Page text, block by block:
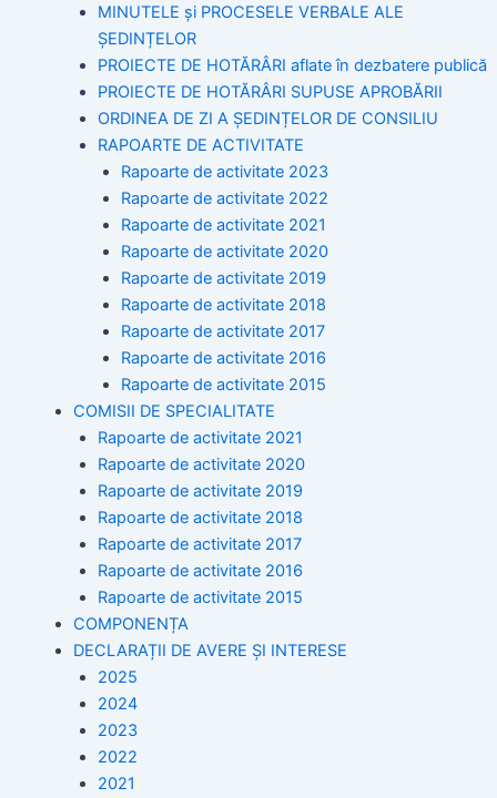
MINUTELE și PROCESELE VERBALE ALE
ȘEDINȚELOR
PROIECTE DE HOTĂRÂRI aflate în dezbatere publică
PROIECTE DE HOTĂRÂRI SUPUSE APROBĂRII
ORDINEA DE ZI A ȘEDINȚELOR DE CONSILIU
RAPOARTE DE ACTIVITATE
Rapoarte de activitate 2023
Rapoarte de activitate 2022
Rapoarte de activitate 2021
Rapoarte de activitate 2020
Rapoarte de activitate 2019
Rapoarte de activitate 2018
Rapoarte de activitate 2017
Rapoarte de activitate 2016
Rapoarte de activitate 2015
COMISII DE SPECIALITATE
Rapoarte de activitate 2021
Rapoarte de activitate 2020
Rapoarte de activitate 2019
Rapoarte de activitate 2018
Rapoarte de activitate 2017
Rapoarte de activitate 2016
Rapoarte de activitate 2015
COMPONENȚA
DECLARAȚII DE AVERE ȘI INTERESE
2025
2024
2023
2022
2021